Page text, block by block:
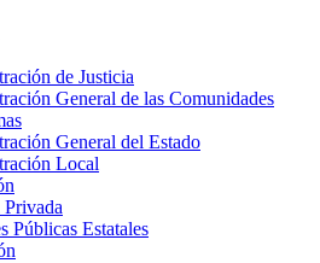
de Justicia
General de las Comunidades
General del Estado
Local
Privada
Públicas Estatales